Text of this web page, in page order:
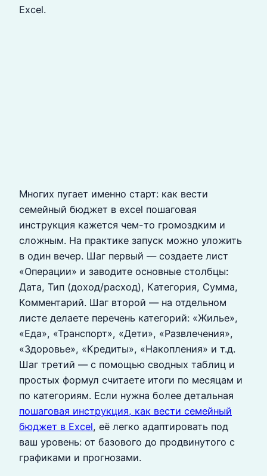
Excel.
Многих пугает именно старт: как вести
семейный бюджет в excel пошаговая
инструкция кажется чем-то громоздким и
сложным. На практике запуск можно уложить
в один вечер. Шаг первый — создаете лист
«Операции» и заводите основные столбцы:
Дата, Тип (доход/расход), Категория, Сумма,
Комментарий. Шаг второй — на отдельном
листе делаете перечень категорий: «Жилье»,
«Еда», «Транспорт», «Дети», «Развлечения»,
«Здоровье», «Кредиты», «Накопления» и т.д.
Шаг третий — с помощью сводных таблиц и
простых формул считаете итоги по месяцам и
по категориям. Если нужна более детальная
пошаговая инструкция, как вести семейный
бюджет в Excel, её легко адаптировать под
ваш уровень: от базового до продвинутого с
графиками и прогнозами.